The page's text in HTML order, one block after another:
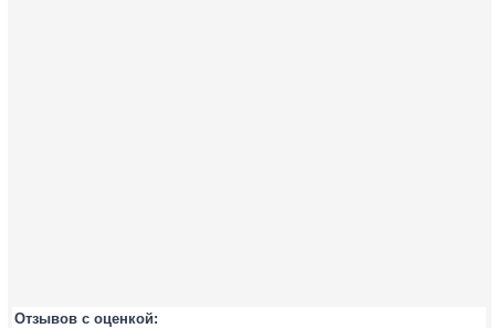
Отзывов с оценкой: